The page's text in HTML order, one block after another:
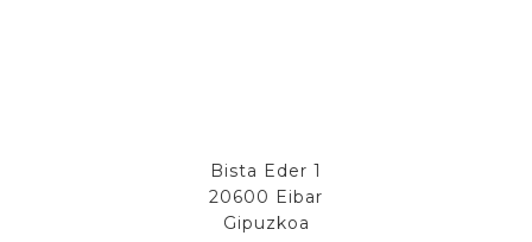
Bista Eder 1
20600 Eibar
Gipuzkoa